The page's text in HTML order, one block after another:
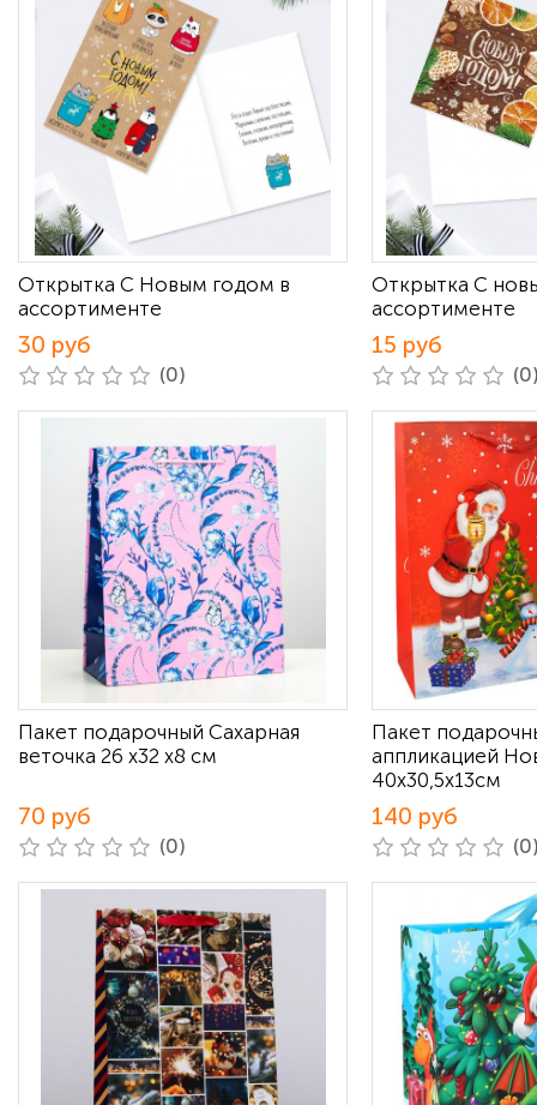
Открытка С Новым годом в
ассортименте
30 руб
(0)
Открытка С
ассортименте
15 руб
Пакет подарочный Сахарная
веточка 26 х32 х8 см
70 руб
(0)
Пакет
аппликацией
40х30,5х13см
140 руб